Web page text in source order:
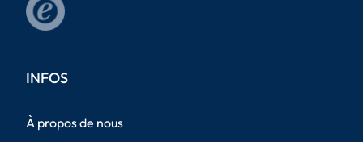
INFOS
À propos de nous